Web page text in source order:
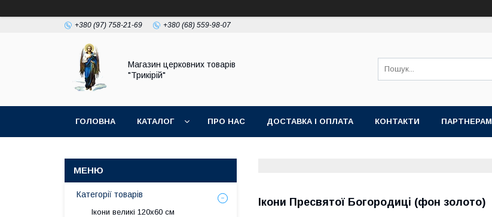
+380 (97) 758-21-69 +380 (68) 559-98-07
Магазин церковних товарів
"Трикірій"
ГОЛОВНА КАТАЛОГ ПРО НАС ДОСТАВКА І ОПЛАТА КОНТАКТИ ПАРТНЕРАМ
Ікони Пресвятої Богородиці (фон золото)
Категорії товарів
Ікони великі 120х60 см